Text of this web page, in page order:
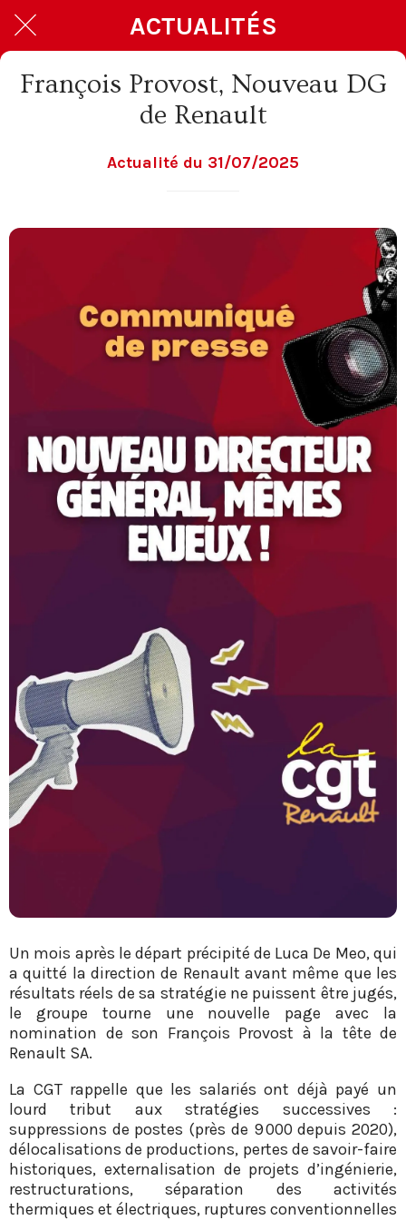
ACTUALITÉS
François Provost, Nouveau DG
de Renault
Actualité du 31/07/2025
Un mois après le départ précipité de Luca De Meo, qui
a quitté la direction de Renault avant même que les
résultats réels de sa stratégie ne puissent être jugés,
le groupe tourne une nouvelle page avec la
nomination de son François Provost à la tête de
Renault SA.
La CGT rappelle que les salariés ont déjà payé un
lourd tribut aux stratégies successives :
suppressions de postes (près de 9 000 depuis 2020),
délocalisations de productions, pertes de savoir-faire
historiques, externalisation de projets d’ingénierie,
restructurations, séparation des activités
thermiques et électriques, ruptures conventionnelles